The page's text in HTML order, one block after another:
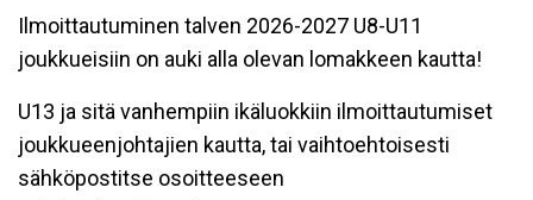
Ilmoittautuminen talven 2026-2027 U8-U11
joukkueisiin on auki alla olevan lomakkeen kautta!
U13 ja sitä vanhempiin ikäluokkiin ilmoittautumiset
joukkueenjohtajien kautta, tai vaihtoehtoisesti
sähköpostitse osoitteeseen